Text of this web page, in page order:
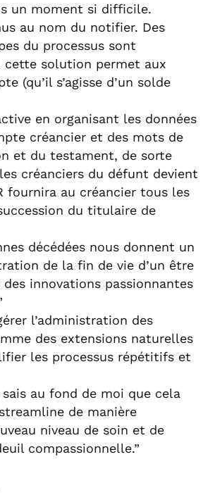
un moment si difficile.
au nom du notifier. Des
du processus sont
cette solution permet aux
(qu’il s’agisse d’un solde
en organisant les données
créancier et des mots de
et du testament, de sorte
créanciers du défunt devient
fournira au créancier tous les
du titulaire de
décédées nous donnent un
de la fin de vie d’un être
innovations passionnantes
l’administration des
des extensions naturelles
les processus répétitifs et
au fond de moi que cela
de manière
niveau de soin et de
compassionnelle.”